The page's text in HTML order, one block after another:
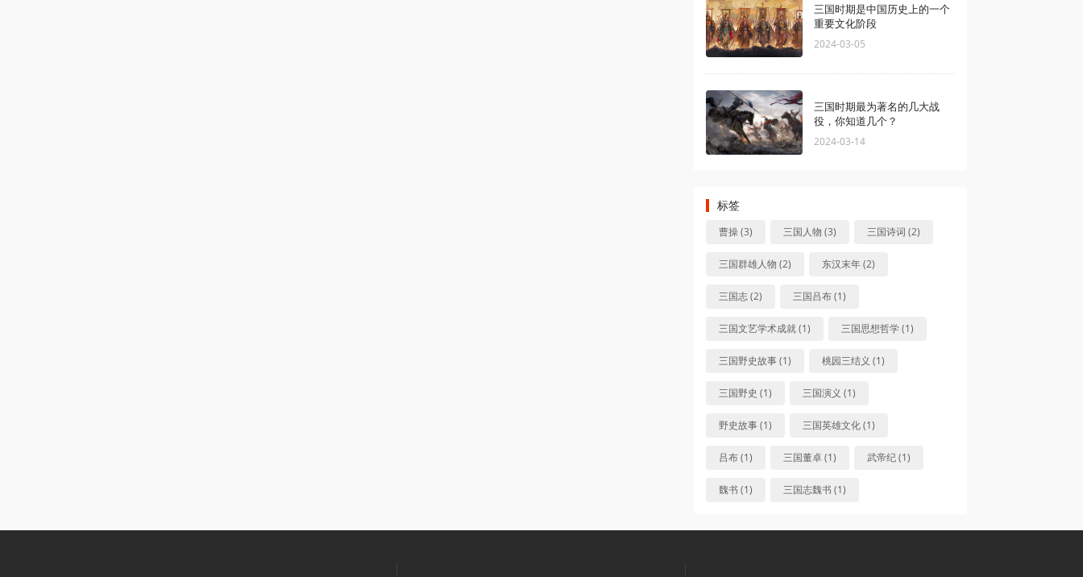
三国时期是中国历史上的一个
重要文化阶段
2024-03-05
三国时期最为著名的几大战
役，你知道几个？
2024-03-14
标签
曹操 (3) 三国人物 (3) 三国诗词 (2)
三国群雄人物 (2) 东汉末年 (2)
三国志 (2) 三国吕布 (1)
三国文艺学术成就 (1) 三国思想哲学 (1)
三国野史故事 (1) 桃园三结义 (1)
三国野史 (1) 三国演义 (1)
野史故事 (1) 三国英雄文化 (1)
吕布 (1) 三国董卓 (1) 武帝纪 (1)
魏书 (1) 三国志魏书 (1)